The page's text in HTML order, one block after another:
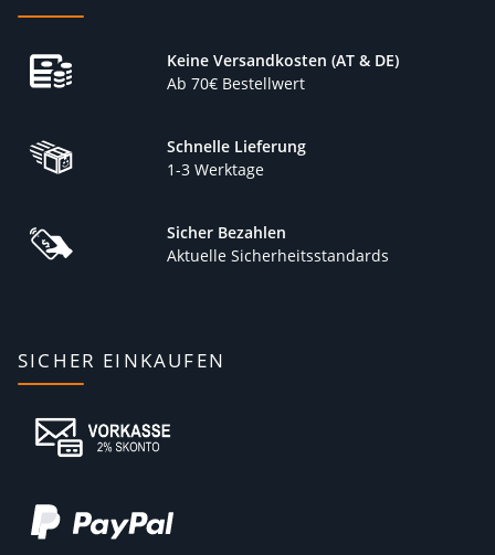
Keine Versandkosten (AT & DE)
Ab 70€ Bestellwert
Schnelle Lieferung
1-3 Werktage
Sicher Bezahlen
Aktuelle Sicherheitsstandards
SICHER EINKAUFEN